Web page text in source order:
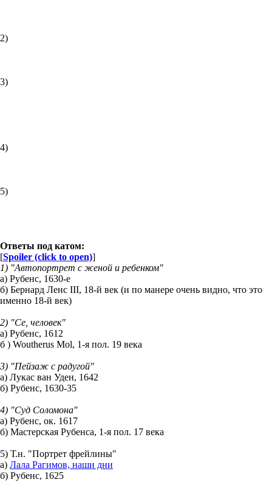
2)
3)
4)
5)
Ответы под катом:
[Spoiler (click to open)]
1) "Автопортрет с женой и ребенком"
а) Рубенс, 1630-е
б) Бернард Ленс III, 18-й век (и по манере очень видно, что это
именно 18-й век)
2) "Се, человек"
а) Рубенс, 1612
б ) Woutherus Mol, 1-я пол. 19 века
3) "Пейзаж с радугой"
а) Лукас ван Уден, 1642
б) Рубенс, 1630-35
4) "Суд Соломона"
а) Рубенс, ок. 1617
б) Мастерская Рубенса, 1-я пол. 17 века
5) Т.н. "Портрет фрейлины"
а) Лала Рагимов, наши дни
б) Рубенс, 1625